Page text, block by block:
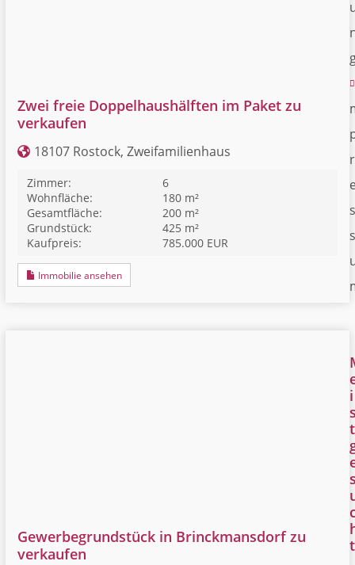
Zwei freie Doppelhaushälften im Paket zu
verkaufen
18107 Rostock, Zweifamilienhaus
Zimmer:
6
Wohnfläche:
180 m²
Gesamtfläche:
200 m²
Grundstück:
425 m²
Kaufpreis:
785.000 EUR
Immobilie ansehen
Gewerbegrundstück in Brinckmansdorf zu
verkaufen
r
s
s
i
t
t